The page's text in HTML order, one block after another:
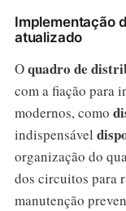
Implementação
atualizado
Oquadro de
com a fiação para
modernos, como
indispensável
organização do
dos circuitos para
manutenção